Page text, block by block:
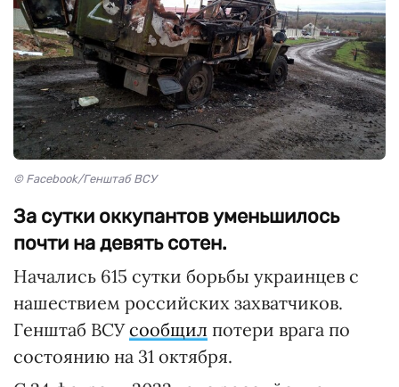
© Facebook/Генштаб ВСУ
За сутки оккупантов уменьшилось
почти на девять сотен.
Начались 615 сутки борьбы украинцев с
нашествием российских захватчиков.
Генштаб ВСУсообщил потери врага по
состоянию на 31 октября.